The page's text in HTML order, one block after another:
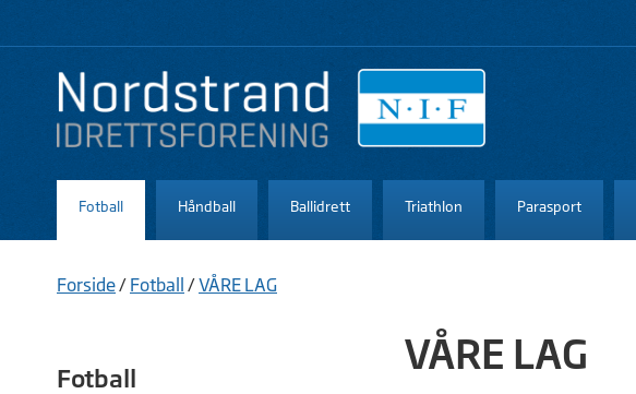
Fotball Håndball Ballidrett Triathlon Parasport
Forside/ Fotball /VÅRE LAG
Fotball VÅRE LAG